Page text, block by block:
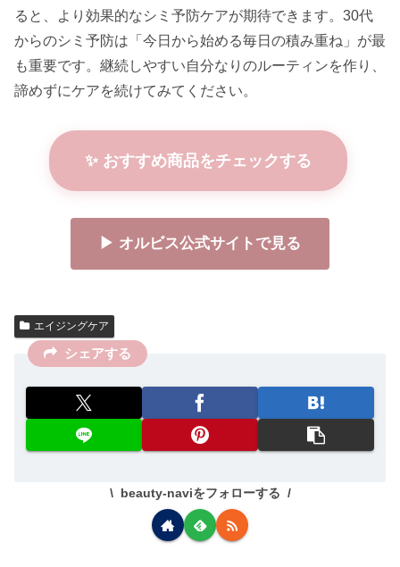
ると、より効果的なシミ予防ケアが期待できます。30代
からのシミ予防は「今日から始める毎日の積み重ね」が最
も重要です。継続しやすい自分なりのルーティンを作り、
諦めずにケアを続けてみてください。
✨ おすすめ商品をチェックする
▶ オルビス公式サイトで見る
エイジングケア
シェアする
beauty-naviをフォローする